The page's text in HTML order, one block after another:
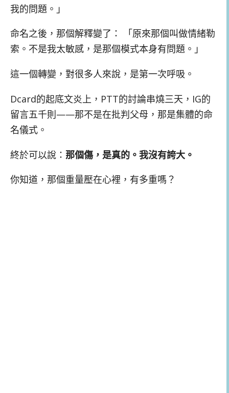
我的問題。」
命名之後，那個解釋變了： 「原來那個叫做情緒勒
索。不是我太敏感，是那個模式本身有問題。」
這一個轉變，對很多人來說，是第一次呼吸。
Dcard的起底文炎上，PTT的討論串燒三天，IG的
留言五千則——那不是在批判父母，那是集體的命
名儀式。
終於可以說： 那個傷，是真的。我沒有誇大。
你知道，那個重量壓在心裡，有多重嗎？